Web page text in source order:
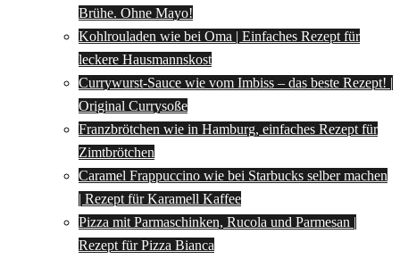
Brühe. Ohne Mayo!
Kohlrouladen wie bei Oma | Einfaches Rezept für
leckere Hausmannskost
Currywurst-Sauce wie vom Imbiss – das beste Rezept! |
Original Currysoße
Franzbrötchen wie in Hamburg, einfaches Rezept für
Zimtbrötchen
Caramel Frappuccino wie bei Starbucks selber machen
| Rezept für Karamell Kaffee
Pizza mit Parmaschinken, Rucola und Parmesan |
Rezept für Pizza Bianca